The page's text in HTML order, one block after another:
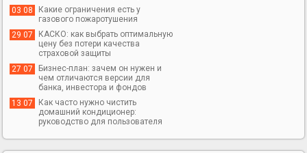
03 08
Какие ограничения есть у
газового пожаротушения
29 07
КАСКО: как выбрать оптимальную
цену без потери качества
страховой защиты
27 07
Бизнес-план: зачем он нужен и
чем отличаются версии для
банка, инвестора и фондов
13 07
Как часто нужно чистить
домашний кондиционер:
руководство для пользователя